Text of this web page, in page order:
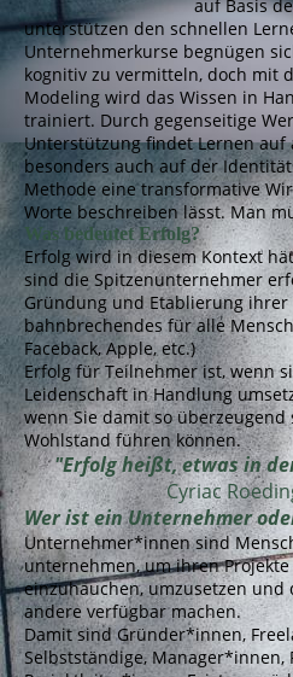
auf Basis
unterstützen den schnellen
Unternehmerkurse begnügen
kognitiv zu vermitteln, doch mit
Modeling wird das Wissen in
trainiert. Durch gegenseitige
Unterstützung findet Lernen auf
besonders auch auf der
Methode eine transformative
Worte beschreiben lässt. Man
Was bedeutet Erfolg?
Erfolg wird in diesem Kontext
sind die Spitzenunternehmer
Gründung und Etablierung
bahnbrechendes für alle
Faceback, Apple, etc.)
Erfolg für Teilnehmer ist, wenn
Leidenschaft in Handlung
wenn Sie damit so
Wohlstand führen können.
"Erfolg heißt, etwas in
Cyriac
Wer ist ein Unternehmer
Unternehmer*innen sind
unternehmen, um ihren
einzuhauchen, umzusetzen und
andere verfügbar machen.
Damit sind Gründer*innen,
Selbstständige, Manager*innen,